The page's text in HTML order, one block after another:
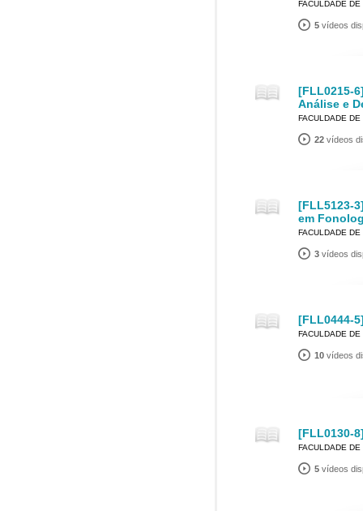
FACULDADE
5 vídeos
[FLL0215-
Análise e
FACULDADE
22 vídeos
[FLL5123-
em
FACULDADE
3 vídeos
[FLL0444-
FACULDADE
10 vídeos
[FLL0130-
FACULDADE
5 vídeos